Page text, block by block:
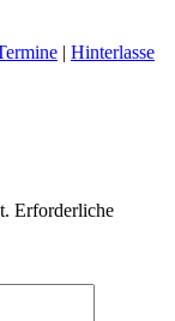
| Hinterlasse
Erforderliche